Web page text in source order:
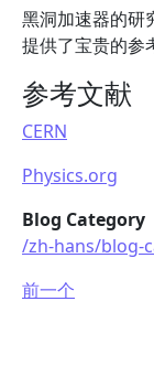
黑洞加速器的研
提供了宝贵的参
参考文献
CERN
Physics.org
Blog Category
/zh-hans/blog-
前一个